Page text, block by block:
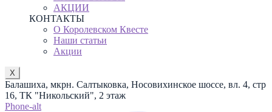
АКЦИИ
КОНТАКТЫ
О Королевском Квесте
Наши статьи
Акции
X
Балашиха, мкрн. Салтыковка, Носовихинское шоссе, вл. 4, стр
16, ТК "Никольский", 2 этаж
Phone-alt